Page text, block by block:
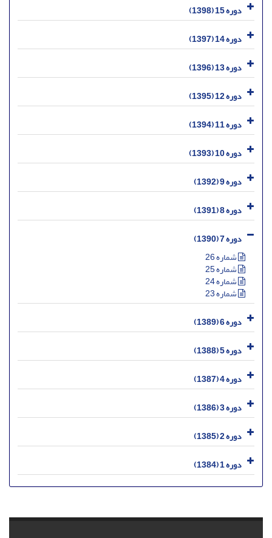
دوره 15 (1398)
دوره 14 (1397)
دوره 13 (1396)
دوره 12 (1395)
دوره 11 (1394)
دوره 10 (1393)
دوره 9 (1392)
دوره 8 (1391)
دوره 7 (1390)
شماره 26
شماره 25
شماره 24
شماره 23
دوره 6 (1389)
دوره 5 (1388)
دوره 4 (1387)
دوره 3 (1386)
دوره 2 (1385)
دوره 1 (1384)